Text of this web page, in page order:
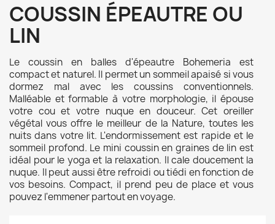
COUSSIN ÉPEAUTRE OU
LIN
Le coussin en balles d'épeautre Bohemeria est
compact et naturel. Il permet un sommeil apaisé si vous
dormez mal avec les coussins conventionnels.
Malléable et formable à votre morphologie, il épouse
votre cou et votre nuque en douceur. Cet oreiller
végétal vous offre le meilleur de la Nature, toutes les
nuits dans votre lit. L'endormissement est rapide et le
sommeil profond. Le mini coussin en graines de lin est
idéal pour le yoga et la relaxation. Il cale doucement la
nuque. Il peut aussi être refroidi ou tiédi en fonction de
vos besoins. Compact, il prend peu de place et vous
pouvez l'emmener partout en voyage.